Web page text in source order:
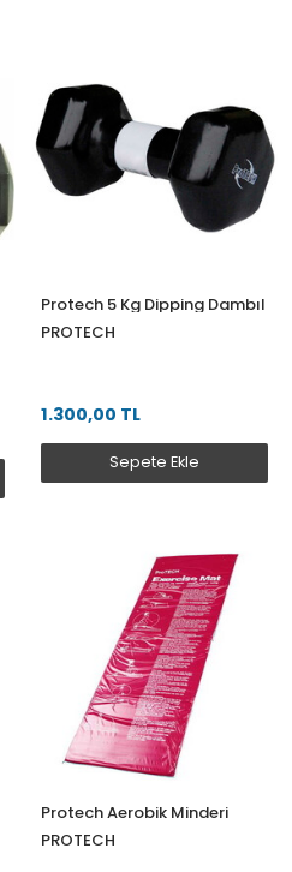
Protech 5 Kg Dipping Dambıl
PROTECH
1.300,00 TL
Sepete Ekle
Protech Aerobik Minderi
PROTECH